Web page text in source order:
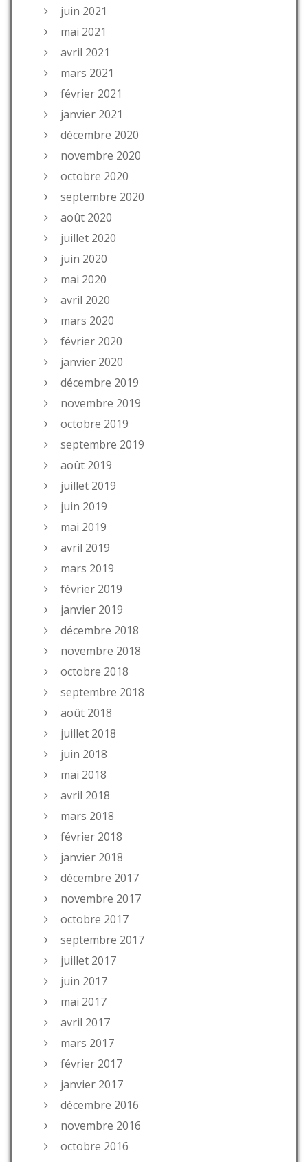
juin 2021
mai 2021
avril 2021
mars 2021
février 2021
janvier 2021
décembre 2020
novembre 2020
octobre 2020
septembre 2020
août 2020
juillet 2020
juin 2020
mai 2020
avril 2020
mars 2020
février 2020
janvier 2020
décembre 2019
novembre 2019
octobre 2019
septembre 2019
août 2019
juillet 2019
juin 2019
mai 2019
avril 2019
mars 2019
février 2019
janvier 2019
décembre 2018
novembre 2018
octobre 2018
septembre 2018
août 2018
juillet 2018
juin 2018
mai 2018
avril 2018
mars 2018
février 2018
janvier 2018
décembre 2017
novembre 2017
octobre 2017
septembre 2017
juillet 2017
juin 2017
mai 2017
avril 2017
mars 2017
février 2017
janvier 2017
décembre 2016
novembre 2016
octobre 2016